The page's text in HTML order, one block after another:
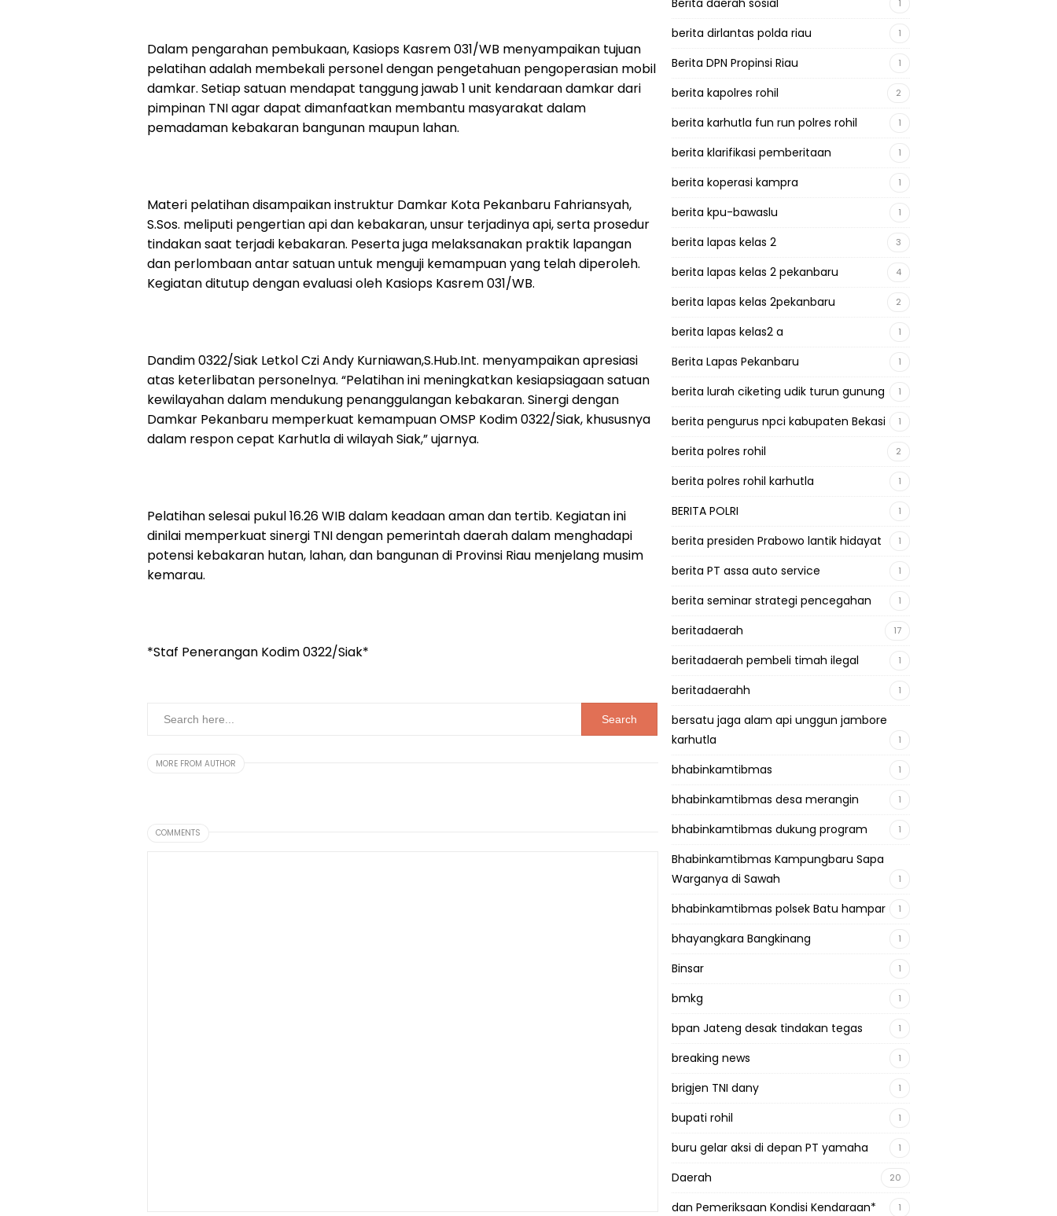
Dalam pengarahan pembukaan, Kasiops Kasrem 031/WB menyampaikan tujuan
pelatihan adalah membekali personel dengan pengetahuan pengoperasian mobil
damkar. Setiap satuan mendapat tanggung jawab 1 unit kendaraan damkar dari
pimpinan TNI agar dapat dimanfaatkan membantu masyarakat dalam
pemadaman kebakaran bangunan maupun lahan.
Materi pelatihan disampaikan instruktur Damkar Kota Pekanbaru Fahriansyah,
S.Sos. meliputi pengertian api dan kebakaran, unsur terjadinya api, serta prosedur
tindakan saat terjadi kebakaran. Peserta juga melaksanakan praktik lapangan
dan perlombaan antar satuan untuk menguji kemampuan yang telah diperoleh.
Kegiatan ditutup dengan evaluasi oleh Kasiops Kasrem 031/WB.
Dandim 0322/Siak Letkol Czi Andy Kurniawan,S.Hub.Int. menyampaikan apresiasi
atas keterlibatan personelnya. “Pelatihan ini meningkatkan kesiapsiagaan satuan
kewilayahan dalam mendukung penanggulangan kebakaran. Sinergi dengan
Damkar Pekanbaru memperkuat kemampuan OMSP Kodim 0322/Siak, khususnya
dalam respon cepat Karhutla di wilayah Siak,” ujarnya.
Pelatihan selesai pukul 16.26 WIB dalam keadaan aman dan tertib. Kegiatan ini
dinilai memperkuat sinergi TNI dengan pemerintah daerah dalam menghadapi
potensi kebakaran hutan, lahan, dan bangunan di Provinsi Riau menjelang musim
kemarau.
*Staf Penerangan Kodim 0322/Siak*
MORE FROM AUTHOR
COMMENTS
Berita daerah sosial 1
berita dirlantas polda riau 1
Berita DPN Propinsi Riau 1
berita kapolres rohil 2
berita karhutla fun run polres rohil 1
berita klarifikasi pemberitaan 1
berita koperasi kampra 1
berita kpu-bawaslu 1
berita lapas kelas 2 3
berita lapas kelas 2 pekanbaru 4
berita lapas kelas 2pekanbaru 2
berita lapas kelas2 a 1
Berita Lapas Pekanbaru 1
berita lurah ciketing udik turun gunung 1
berita pengurus npci kabupaten Bekasi 1
berita polres rohil 2
berita polres rohil karhutla 1
BERITA POLRI 1
berita presiden Prabowo lantik hidayat 1
berita PT assa auto service 1
berita seminar strategi pencegahan 1
beritadaerah 17
beritadaerah pembeli timah ilegal 1
beritadaerahh 1
bersatu jaga alam api unggun jambore
karhutla
1
bhabinkamtibmas 1
bhabinkamtibmas desa merangin 1
bhabinkamtibmas dukung program 1
Bhabinkamtibmas Kampungbaru Sapa
Warganya di Sawah
1
bhabinkamtibmas polsek Batu hampar 1
bhayangkara Bangkinang 1
Binsar 1
bmkg 1
bpan Jateng desak tindakan tegas 1
breaking news 1
brigjen TNI dany 1
bupati rohil 1
buru gelar aksi di depan PT yamaha 1
Daerah 20
dan Pemeriksaan Kondisi Kendaraan* 1